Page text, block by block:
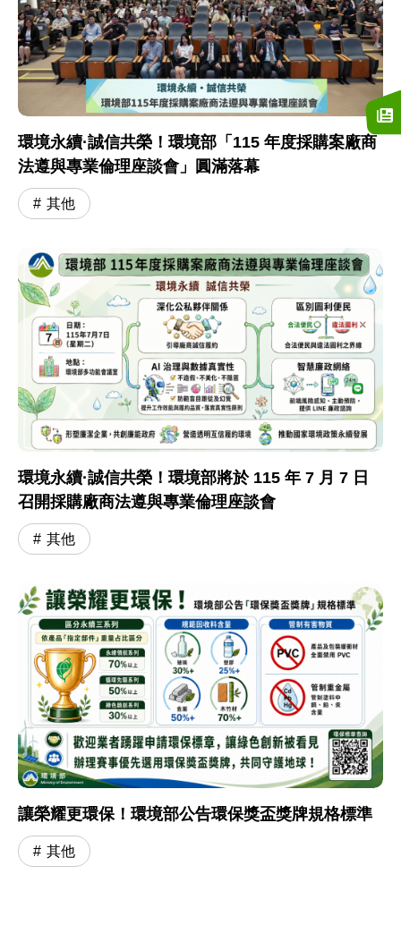
環境永續·誠信共榮！環境部「115 年度採購案廠商
法遵與專業倫理座談會」圓滿落幕
其他
環境永續·誠信共榮！環境部將於 115 年 7 月 7 日
召開採購廠商法遵與專業倫理座談會
其他
讓榮耀更環保！環境部公告環保獎盃獎牌規格標準
其他